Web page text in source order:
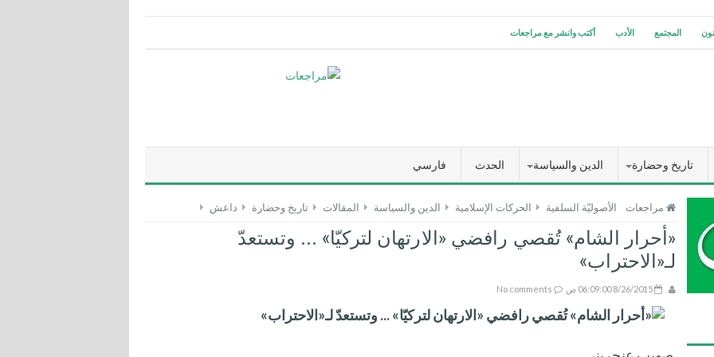
المجتمع الأدب أكتب وانشر مع مراجعات
تاريخ وحضارة الدين والسياسة الحدث فارسي
مراجعات الأصوليّة السلفية الحركات الإسلامية الدين والسياسة المقالات تاريخ وحضارة داعش
«أحرار الشام» تُقصي رافضي «الارتهان لتركيّا» ... وتستعدّ
لـ«الاحتراب»
8/26/2015 06:09:00 ص No comments
«أحرار الشام» تُقصي رافضي «الارتهان لتركيّا» ... وتستعدّ لـ«الاحتراب»